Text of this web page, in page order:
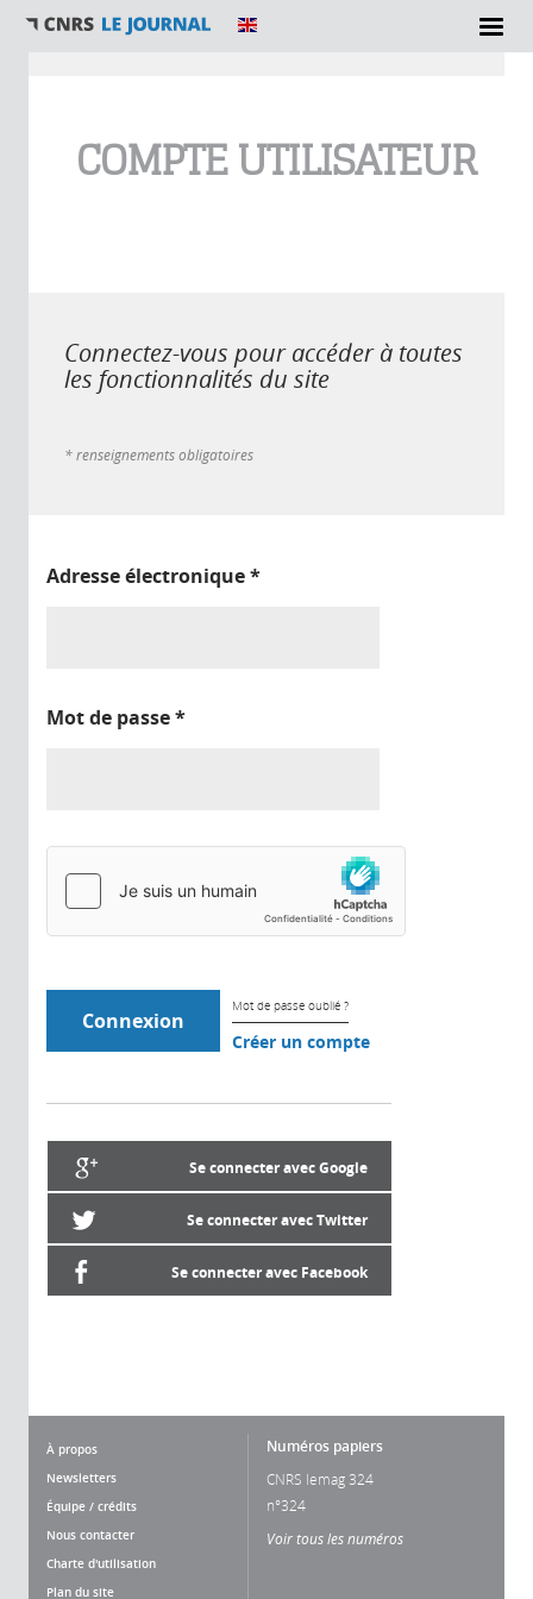
COMPTE UTILISATEUR
Connectez-vous pour accéder à toutes
les fonctionnalités du site
* renseignements obligatoires
Adresse électronique*
Mot de passe*
Mot de passe oublié ?
Créer un compte
Se connecter avec Google
Se connecter avec Twitter
Se connecter avec Facebook
À propos
Newsletters
Équipe / crédits
Nous contacter
Charte d'utilisation
Plan du site
Numéros papiers
CNRS lemag 324
n°324
Voir tous les numéros